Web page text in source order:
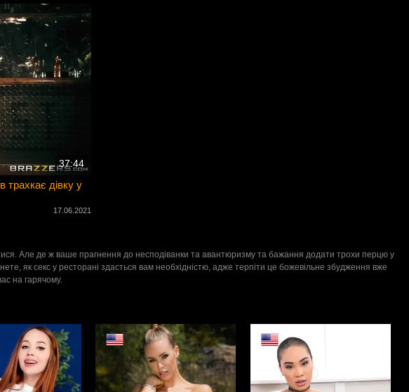
37:44
трахкає дівку у
17.06.2021
Але де ж ваше прагнення до несподіванки та авантюризму та бажання додати трохи перцю у
як секс у ресторані здасться вам необхідністю, адже терпіти це божевільне збудження вже
на гарячому.